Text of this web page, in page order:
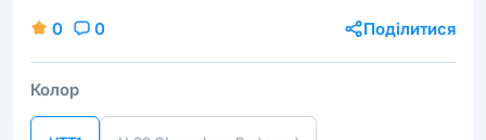
0 0 Поділитися
Колор